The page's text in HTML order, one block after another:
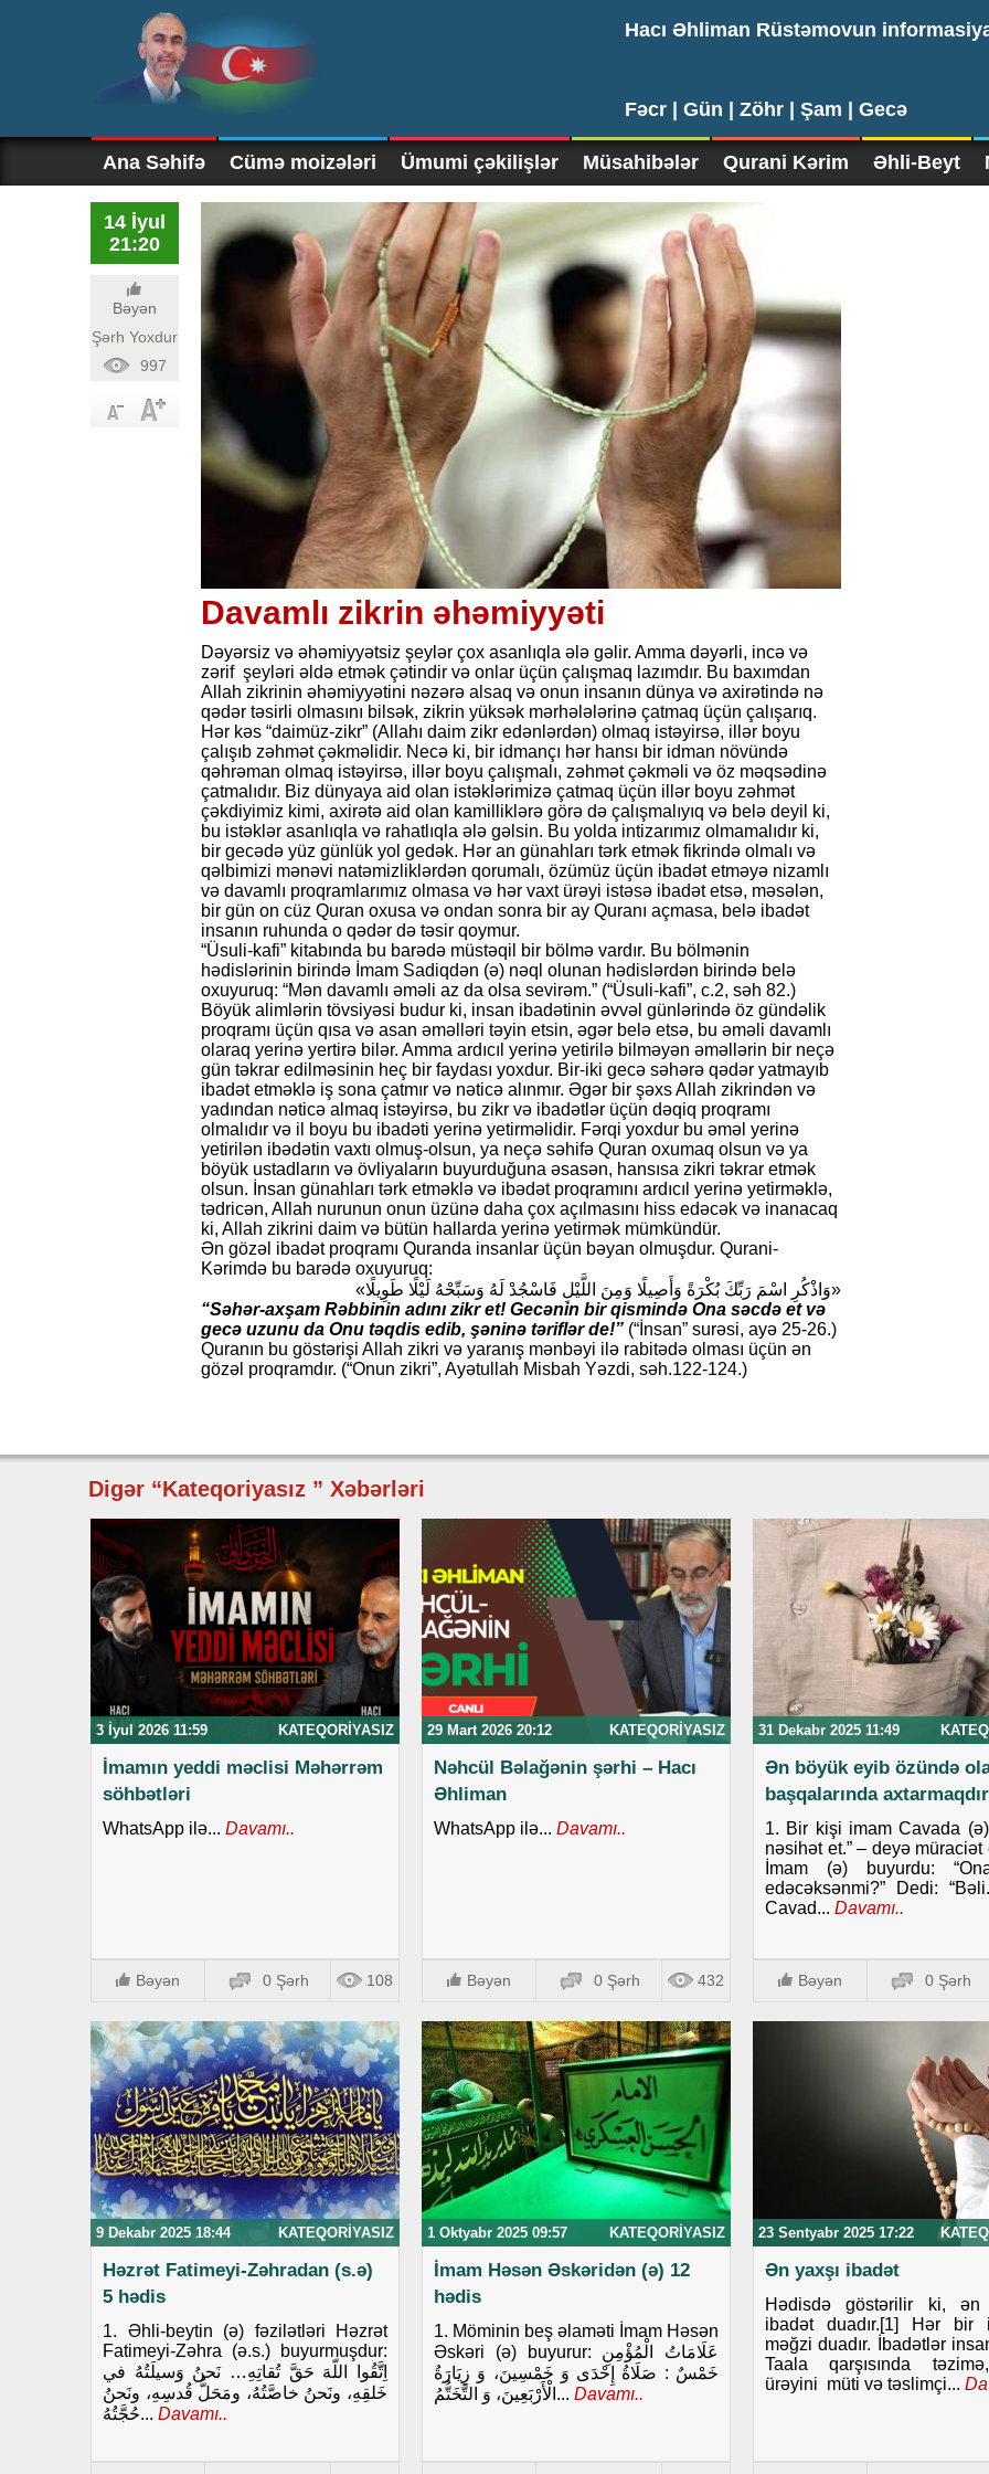
Hacı Əhliman Rüstəmovun
Fəcr | Gün | Zöhr | Şam | Gecə
Ana Səhifə Cümə moizələri Ümumi çəkilişlər Müsahibələr Qurani Kərim Əhli-Beyt
14 İyul
21:20
Bəyən
Şərh Yoxdur
997
Davamlı zikrin əhəmiyyəti
Dəyərsiz və əhəmiyyətsiz şeylər çox asanlıqla ələ gəlir. Amma dəyərli, incə və
zərif şeyləri əldə etmək çətindir və onlar üçün çalışmaq lazımdır. Bu baxımdan
Allah zikrinin əhəmiyyətini nəzərə alsaq və onun insanın dünya və axirətində nə
qədər təsirli olmasını bilsək, zikrin yüksək mərhələlərinə çatmaq üçün çalışarıq.
Hər kəs “daimüz-zikr” (Allahı daim zikr edənlərdən) olmaq istəyirsə, illər boyu
çalışıb zəhmət çəkməlidir. Necə ki, bir idmançı hər hansı bir idman növündə
qəhrəman olmaq istəyirsə, illər boyu çalışmalı, zəhmət çəkməli və öz məqsədinə
çatmalıdır. Biz dünyaya aid olan istəklərimizə çatmaq üçün illər boyu zəhmət
çəkdiyimiz kimi, axirətə aid olan kamilliklərə görə də çalışmalıyıq və belə deyil ki,
bu istəklər asanlıqla və rahatlıqla ələ gəlsin. Bu yolda intizarımız olmamalıdır ki,
bir gecədə yüz günlük yol gedək. Hər an günahları tərk etmək fikrində olmalı və
qəlbimizi mənəvi natəmizliklərdən qorumalı, özümüz üçün ibadət etməyə nizamlı
və davamlı proqramlarımız olmasa və hər vaxt ürəyi istəsə ibadət etsə, məsələn,
bir gün on cüz Quran oxusa və ondan sonra bir ay Quranı açmasa, belə ibadət
insanın ruhunda o qədər də təsir qoymur.
“Üsuli-kafi” kitabında bu barədə müstəqil bir bölmə vardır. Bu bölmənin
hədislərinin birində İmam Sadiqdən (ə) nəql olunan hədislərdən birində belə
oxuyuruq: “Mən davamlı əməli az da olsa sevirəm.” (“Üsuli-kafi”, c.2, səh 82.)
Böyük alimlərin tövsiyəsi budur ki, insan ibadətinin əvvəl günlərində öz gündəlik
proqramı üçün qısa və asan əməlləri təyin etsin, əgər belə etsə, bu əməli davamlı
olaraq yerinə yertirə bilər. Amma ardıcıl yerinə yetirilə bilməyən əməllərin bir neçə
gün təkrar edilməsinin heç bir faydası yoxdur. Bir-iki gecə səhərə qədər yatmayıb
ibadət etməklə iş sona çatmır və nəticə alınmır. Əgər bir şəxs Allah zikrindən və
yadından nəticə almaq istəyirsə, bu zikr və ibadətlər üçün dəqiq proqramı
olmalıdır və il boyu bu ibadəti yerinə yetirməlidir. Fərqi yoxdur bu əməl yerinə
yetirilən ibədətin vaxtı olmuş-olsun, ya neçə səhifə Quran oxumaq olsun və ya
böyük ustadların və övliyaların buyurduğuna əsasən, hansısa zikri təkrar etmək
olsun. İnsan günahları tərk etməklə və ibədət proqramını ardıcıl yerinə yetirməklə,
tədricən, Allah nurunun onun üzünə daha çox açılmasını hiss edəcək və inanacaq
ki, Allah zikrini daim və bütün hallarda yerinə yetirmək mümkündür.
Ən gözəl ibadət proqramı Quranda insanlar üçün bəyan olmuşdur. Qurani-
Kərimdə bu barədə oxuyuruq:
«وَاذْكُرِ اسْمَ رَبِّكَ بُكْرَةً وَأَصِيلًا وَمِنَ اللَّيْلِ فَاسْجُدْ لَهُ وَسَبِّحْهُ لَيْلًا طَوِيلًا»
“Səhər-axşam Rəbbinin adını zikr et! Gecənin bir qismində Ona səcdə et və
gecə uzunu da Onu təqdis edib, şəninə təriflər de!” (“İnsan” surəsi, ayə 25-26.)
Quranın bu göstərişi Allah zikri və yaranış mənbəyi ilə rabitədə olması üçün ən
gözəl proqramdır. (“Onun zikri”, Ayətullah Misbah Yəzdi, səh.122-124.)
Digər “Kateqoriyasız ” Xəbərləri
3 İyul 2026 11:59 KATEQORIYASIZ
İmamın yeddi məclisi Məhərrəm
söhbətləri
WhatsApp ilə... Davamı..
Bəyən 0 Şərh 108
29 Mart 2026 20:12 KATEQORIYASIZ
Nəhcül Bəlağənin şərhi – Hacı
Əhliman
WhatsApp ilə... Davamı..
Bəyən 0 Şərh 432
31 Dekabr 2025 11:49
Әn böyük еyib özündә
bаşqаlаrındа
1. Bir kişi imаm Cavada
nәsihәt еt.” – deyə müraciət
İmam (ə) buyurdu:
еdәcәksәnmi?” Dеdi:
Cavad... Davamı..
Bəyən 0 Şərh
9 Dekabr 2025 18:44 KATEQORIYASIZ
Həzrət Fatimeyi-Zəhradan (s.ə)
5 hədis
1. Əhli-beytin (ə) fəzilətləri Həzrət
Fatimeyi-Zəhra (ə.s.) buyurmuşdur:
اِتَّقُوا اللّهَ حَقَّ تُقاتِهِ… نَحنُ وَسيلَتُهُ في
خَلقِهِ، ونَحنُ خاصَّتُهُ، ومَحَلُّ قُدسِهِ، ونَحنُ
حُجَّتُهُ... Davamı..
1 Oktyabr 2025 09:57 KATEQORIYASIZ
İmam Həsən Əskəridən (ə) 12
hədis
1. Möminin beş əlaməti İmam Həsən
Əskəri (ə) buyurur: عَلَامَاتُ الْمُؤْمِنِ
خَمْسٌ : صَلَاةُ إِحْدَى وَ خَمْسِينَ، وَ زِيَارَةُ
الْأَرْبَعِينَ، وَ التَّخَتُّمُ... Davamı..
23 Sentyabr 2025 17:22
Ən yaxşı ibadət
Hədisdə göstərilir ki, ən
ibadət duadır.[1] Hər bir
məğzi duadır. İbadətlər
Taala qarşısında
ürəyini müti və təslimçi...